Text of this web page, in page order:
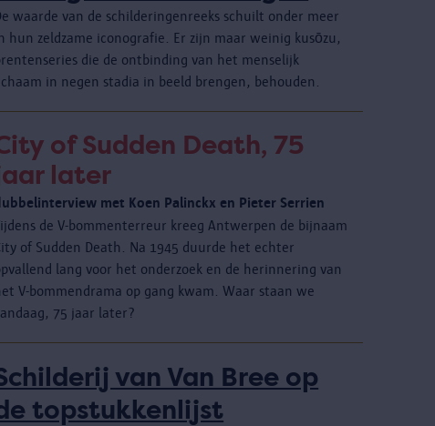
waarde van de schilderingenreeks schuilt onder meer
hun zeldzame iconografie. Er zijn maar weinig kusōzu,
die de ontbinding van het menselijk
in negen stadia in beeld brengen, behouden.
of Sudden Death, 75
later
met Koen Palinckx en Pieter Serrien
de V-bommenterreur kreeg Antwerpen de bijnaam
of Sudden Death. Na 1945 duurde het echter
lang voor het onderzoek en de herinnering van
V-bommendrama op gang kwam. Waar staan we
75 jaar later?
van Van Bree op
topstukkenlijst